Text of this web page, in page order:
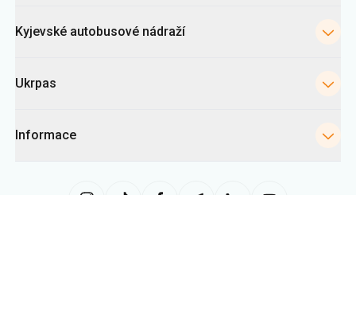
Kyjevské autobusové nádraží
Ukrpas
Informace